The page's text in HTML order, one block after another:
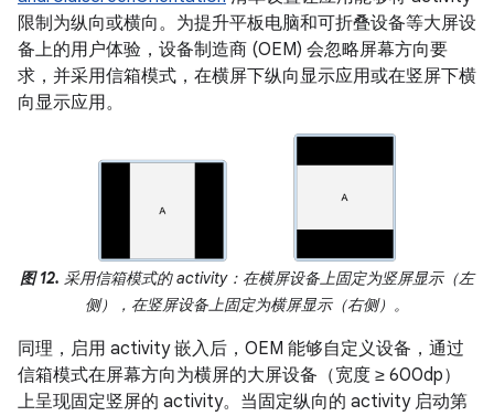
限制为纵向或横向。为提升平板电脑和可折叠设备等大屏设
备上的用户体验，设备制造商 (OEM) 会忽略屏幕方向要
求，并采用信箱模式，在横屏下纵向显示应用或在竖屏下横
向显示应用。
图 12. 采用信箱模式的 activity：在横屏设备上固定为竖屏显示（左
侧），在竖屏设备上固定为横屏显示（右侧）。
同理，启用 activity 嵌入后，OEM 能够自定义设备，通过
信箱模式在屏幕方向为横屏的大屏设备（宽度 ≥ 600dp）
上呈现固定竖屏的 activity。当固定纵向的 activity 启动第